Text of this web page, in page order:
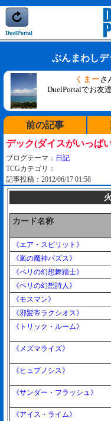
DuelPortal
ぶんまわしデ
くまーさ
DuelPortalでお友
前の記事
デック(ダイスがいっぱ
ブログテーマ： 日記
TCGカテゴリ：
記事投稿：2012/06/17 01:58
カード名称
《エア・スピリット》
《嵐の魔神パズス》
《ペリの幻想舞踏士》
《ペリの幻想詩人》
《モスマン》
《邪髪帝ラクシオス》
《トリック・ルーム》
《メズマライズ》
《ヒュプノシス》
《サンダー・フラッシュ》
《アイス・ライム》